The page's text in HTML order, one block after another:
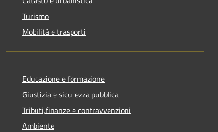
Turismo
Mobilità e trasporti
Educazione e formazione
Giustizia e sicurezza pubblica
Tributi,finanze e contravvenzioni
Ambiente